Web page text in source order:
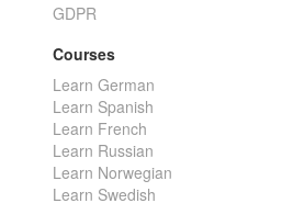
GDPR
Courses
Learn German
Learn Spanish
Learn French
Learn Russian
Learn Norwegian
Learn Swedish